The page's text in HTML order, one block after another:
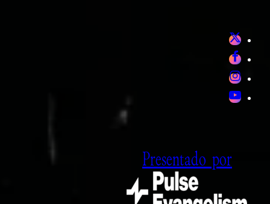
Presentado por